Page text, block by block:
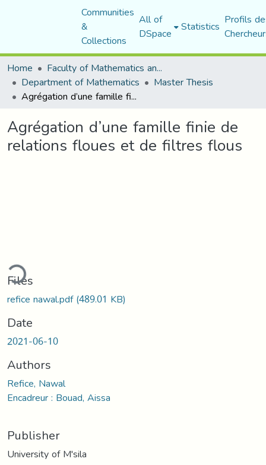
Communities
&
Collections
All of
DSpace Statistics Profils
Home
Faculty of Mathematics and Computer Science
Department of Mathematics Master Thesis
Agrégation d’une famille finie de relations floues et de filtres flous
Agrégation d’une famille finie de
relations floues et de filtres flous
Files
refice nawal.pdf(489.01 KB)
Date
2021-06-10
Authors
Refice, Nawal
Encadreur : Bouad, Aissa
Publisher
University of M'sila